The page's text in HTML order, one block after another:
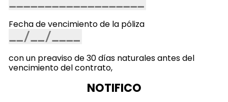
Fecha de vencimiento de la póliza
con un preaviso de 30 días naturales antes del
vencimiento del contrato,
NOTIFICO